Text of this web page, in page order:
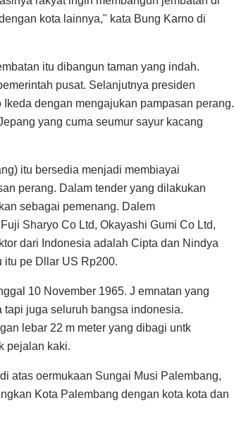
kota lainnya," kata Bung Karno di
itu dibangun taman yang indah.
pusat. Selanjutnya presiden
dengan mengajukan pampasan perang.
yang cuma seumur sayur kacang
itu bersedia menjadi membiayai
perang. Dalam tender yang dilakukan
sebagai pemenang. Dalem
Sharyo Co Ltd, Okayashi Gumi Co Ltd,
dari Indonesia adalah Cipta dan Nindya
itu pe Dllar US Rp200.
10 November 1965. J emnatan yang
juga seluruh bangsa indonesia.
lebar 22 m meter yang dibagi untk
pejalan kaki.
atas oermukaan Sungai Musi Palembang,
Kota Palembang dengan kota kota dan